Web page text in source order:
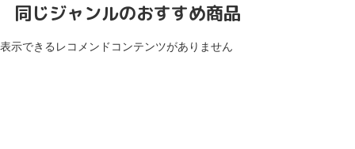
同じジャンルのおすすめ商品
表示できるレコメンドコンテンツがありません